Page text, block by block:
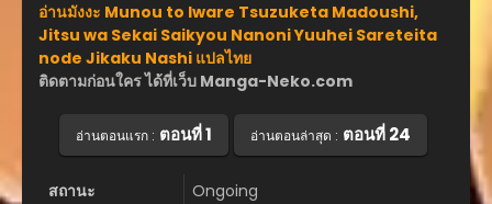
อ่านมังงะ Munou to Iware Tsuzuketa Madoushi,
Jitsu wa Sekai Saikyou Nanoni Yuuhei Sareteita
node Jikaku Nashi แปลไทย
ติดตามก่อนใคร ได้ที่เว็บ Manga-Neko.com
อ่านตอนแรก : ตอนที่ 1 อ่านตอนล่าสุด : ตอนที่ 24
สถานะ
Ongoing